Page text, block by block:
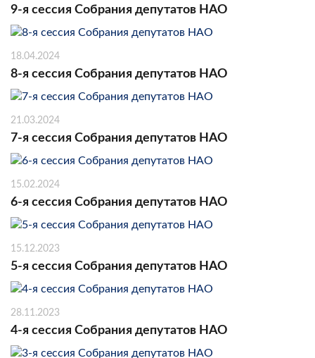
9-я сессия Собрания депутатов НАО
18.04.2024
8-я сессия Собрания депутатов НАО
21.03.2024
7-я сессия Собрания депутатов НАО
15.02.2024
6-я сессия Собрания депутатов НАО
15.12.2023
5-я сессия Собрания депутатов НАО
28.11.2023
4-я сессия Собрания депутатов НАО